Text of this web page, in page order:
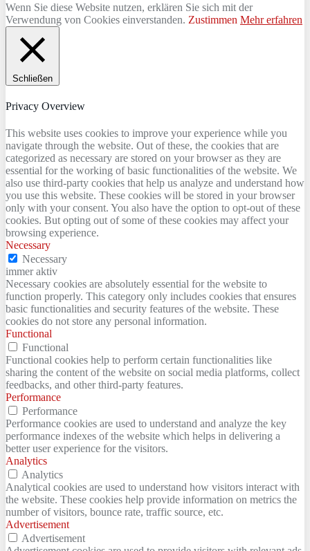
Wenn Sie diese Website nutzen, erklären Sie sich mit der
Verwendung von Cookies einverstanden. Zustimmen Mehr erfahren
Schließen
Privacy Overview
This website uses cookies to improve your experience while you
navigate through the website. Out of these, the cookies that are
categorized as necessary are stored on your browser as they are
essential for the working of basic functionalities of the website. We
also use third-party cookies that help us analyze and understand how
you use this website. These cookies will be stored in your browser
only with your consent. You also have the option to opt-out of these
cookies. But opting out of some of these cookies may affect your
browsing experience.
Necessary
Necessary
immer aktiv
Necessary cookies are absolutely essential for the website to
function properly. This category only includes cookies that ensures
basic functionalities and security features of the website. These
cookies do not store any personal information.
Functional
Functional
Functional cookies help to perform certain functionalities like
sharing the content of the website on social media platforms, collect
feedbacks, and other third-party features.
Performance
Performance
Performance cookies are used to understand and analyze the key
performance indexes of the website which helps in delivering a
better user experience for the visitors.
Analytics
Analytics
Analytical cookies are used to understand how visitors interact with
the website. These cookies help provide information on metrics the
number of visitors, bounce rate, traffic source, etc.
Advertisement
Advertisement